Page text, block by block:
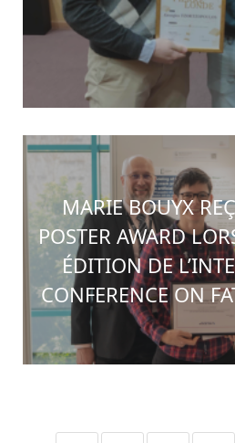
MARIE BOUYX
POSTER AWARD
ÉDITION DE
CONFERENCE ON